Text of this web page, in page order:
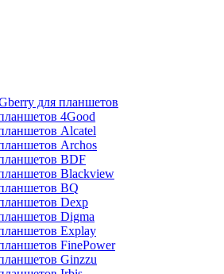
для планшетов
4Good
Alcatel
Archos
BDF
Blackview
BQ
Dexp
Digma
Explay
FinePower
Ginzzu